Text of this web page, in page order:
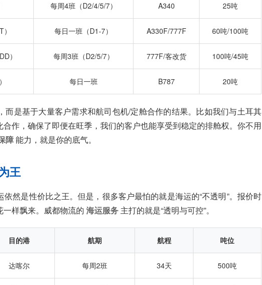
每周4班（D2/4/5/7） A340 25吨
每日一班（D1-7） A330F/777F 60吨/100吨
） 每周3班（D2/5/7） 777F/客改货 100吨/45吨
每日一班 B787 20吨
而是基于大量客户需求和航司包机/定舱合作的结果。比如我们与土耳其
作，确保了即便在旺季，我们的客户也能享受到稳定的排舱权。你不用
障能力，就是你的底气。
王
然是性价比之王。但是，很多客户最怕的就是海运的“不透明”。报价时
样飘来。威都物流的 海运服务 主打的就是“透明与可控”。
目的港 航期 航程 吨位
达喀尔 每周2班 34天 500吨